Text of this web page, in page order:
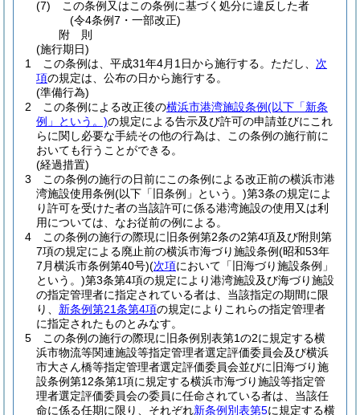
(7)
この条例又はこの条例に基づく処分に違反した者
(令4条例7・一部改正)
附 則
(施行期日)
1
この条例は、平成31年4月1日から施行する。 ただし、 次
項の規定は、公布の日から施行する。
(準備行為)
2
この条例による改正後の横浜市港湾施設条例(以下「新条
例」という。)の規定による告示及び許可の申請並びにこれ
らに関し必要な手続その他の行為は、この条例の施行前に
おいても行うことができる。
(経過措置)
3
この条例の施行の日前にこの条例による改正前の横浜市港
湾施設使用条例(以下「旧条例」という。)第3条の規定によ
り許可を受けた者の当該許可に係る港湾施設の使用又は利
用については、なお従前の例による。
4
この条例の施行の際現に旧条例第2条の2第4項及び附則第
7項の規定による廃止前の横浜市海づり施設条例(昭和53年
7月横浜市条例第40号)(次項において「旧海づり施設条例」
という。)第3条第4項の規定により港湾施設及び海づり施設
の指定管理者に指定されている者は、当該指定の期間に限
り、 新条例第21条第4項の規定によりこれらの指定管理者
に指定されたものとみなす。
5
この条例の施行の際現に旧条例別表第1の2に規定する横
浜市物流等関連施設等指定管理者選定評価委員会及び横浜
市大さん橋等指定管理者選定評価委員会並びに旧海づり施
設条例第12条第1項に規定する横浜市海づり施設等指定管
理者選定評価委員会の委員に任命されている者は、当該任
命に係る任期に限り、それぞれ新条例別表第5に規定する横